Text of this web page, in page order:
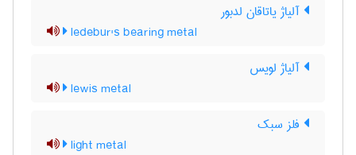
آلیاژ یاتاقان لدبور
ledebur's bearing metal
آلیاژ لویس
lewis metal
فلز سبک
light metal